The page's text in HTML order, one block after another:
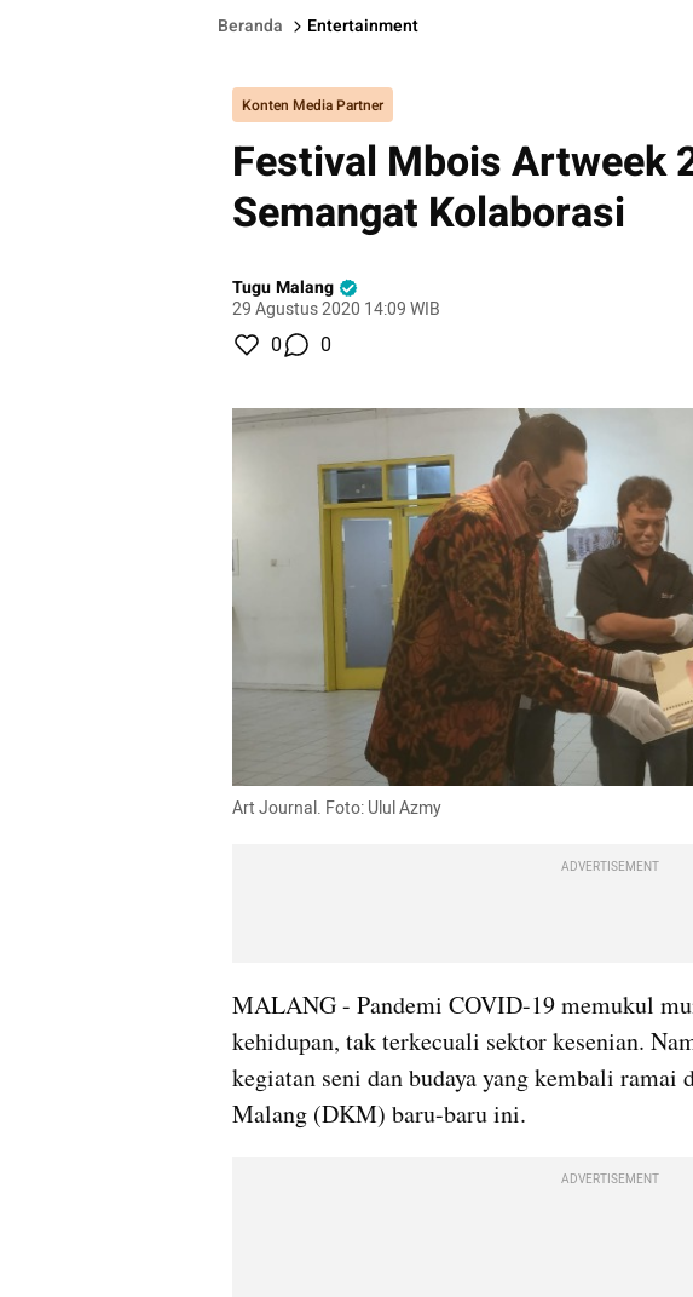
Beranda Entertainment
Konten Media Partner
Festival Mbois Artweek
Semangat Kolaborasi
Tugu Malang
29 Agustus 2020 14:09 WIB
0 0
Art Journal. Foto: Ulul Azmy
ADVERTISEMENT
MALANG - Pandemi COVID-19 memukul
kehidupan, tak terkecuali sektor kesenian.
kegiatan seni dan budaya yang kembali ramai
Malang (DKM) baru-baru ini.
ADVERTISEMENT